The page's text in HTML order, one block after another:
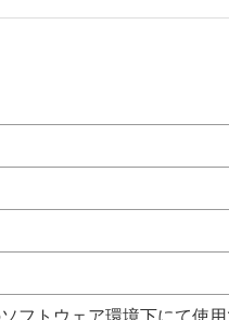
トウェア環境下にて使用